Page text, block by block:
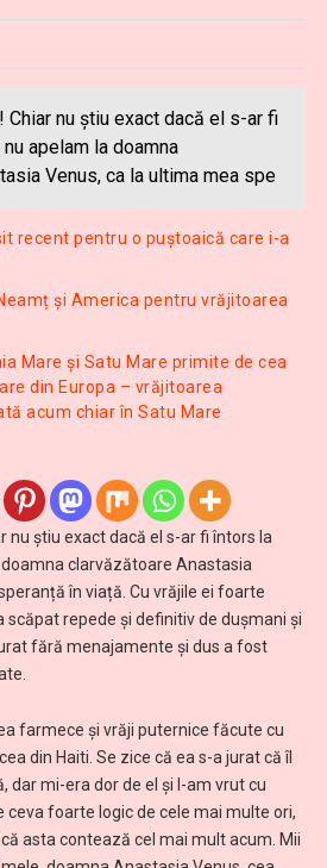
Chiar nu știu exact dacă el s-ar fi
apelam la doamna
Venus, ca la ultima mea spe
recent pentru o puştoaică care i-a
și America pentru vrăjitoarea
Mare și Satu Mare primite de cea
din Europa – vrăjitoarea
acum chiar în Satu Mare
nu știu exact dacă el s-ar fi întors la
clarvăzătoare Anastasia
în viață. Cu vrăjile ei foarte
scăpat repede și definitiv de dușmani și
fără menajamente și dus a fost
farmece și vrăji puternice făcute cu
din Haiti. Se zice că ea s-a jurat că îl
dar mi-era dor de el și l-am vrut cu
ceva foarte logic de cele mai multe ori,
asta contează cel mai mult acum. Mii